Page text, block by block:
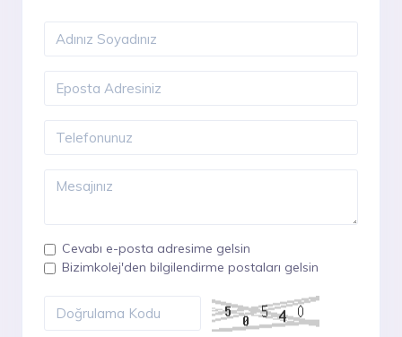
Cevabı e-posta adresime gelsin
Bizimkolej'den bilgilendirme postaları gelsin